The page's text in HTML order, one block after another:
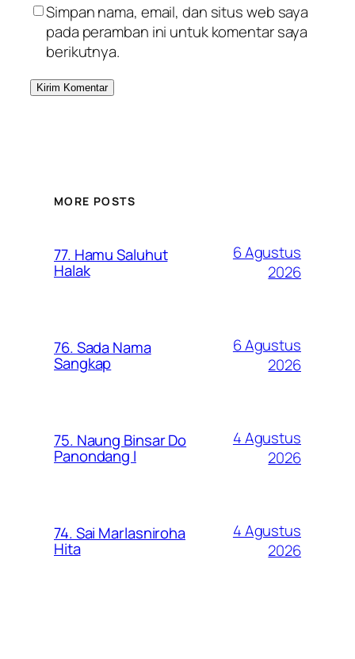
Simpan nama, email, dan situs web saya
pada peramban ini untuk komentar saya
berikutnya.
MORE POSTS
77. Hamu Saluhut
Halak
6 Agustus
2026
76. Sada Nama
Sangkap
6 Agustus
2026
75. Naung Binsar Do
Panondang I
4 Agustus
2026
74. Sai Marlasniroha
Hita
4 Agustus
2026